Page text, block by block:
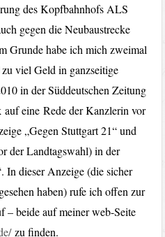
des Kopfbahnhofs ALS
gegen die Neubaustrecke
Grunde habe ich mich zweimal
viel Geld in ganzseitige
in der Süddeutschen Zeitung
eine Rede der Kanzlerin vor
„Gegen Stuttgart 21“ und
der Landtagswahl) in der
In dieser Anzeige (die sicher
haben) rufe ich offen zur
– beide auf meiner web-Seite
zu finden.